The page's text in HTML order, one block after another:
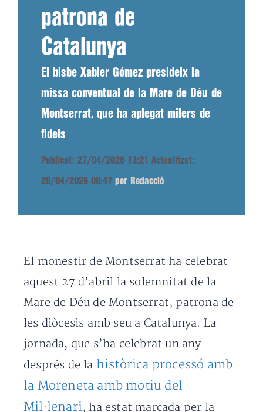
patrona de
Catalunya
El bisbe Xabier Gómez presideix la
missa conventual de la Mare de Déu de
Montserrat, que ha aplegat milers de
fidels
Publicat: 27/04/2026 13:21 Actualitzat:
28/04/2026 08:47 per Redacció
El monestir de Montserrat ha celebrat
aquest 27 d’abril la solemnitat de la
Mare de Déu de Montserrat, patrona de
les diòcesis amb seu a Catalunya. La
jornada, que s’ha celebrat un any
després de la històrica processó amb
la Moreneta amb motiu del
Mil·lenari, ha estat marcada per la